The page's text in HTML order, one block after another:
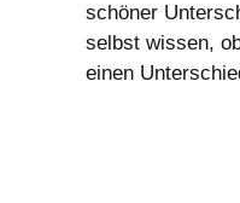
schöner
selbst wissen,
einen